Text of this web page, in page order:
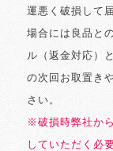
運悪く破損して
場合には良品と
ル（返金対応）
の次回お取置き
さい。
※破損時弊社か
していただく必